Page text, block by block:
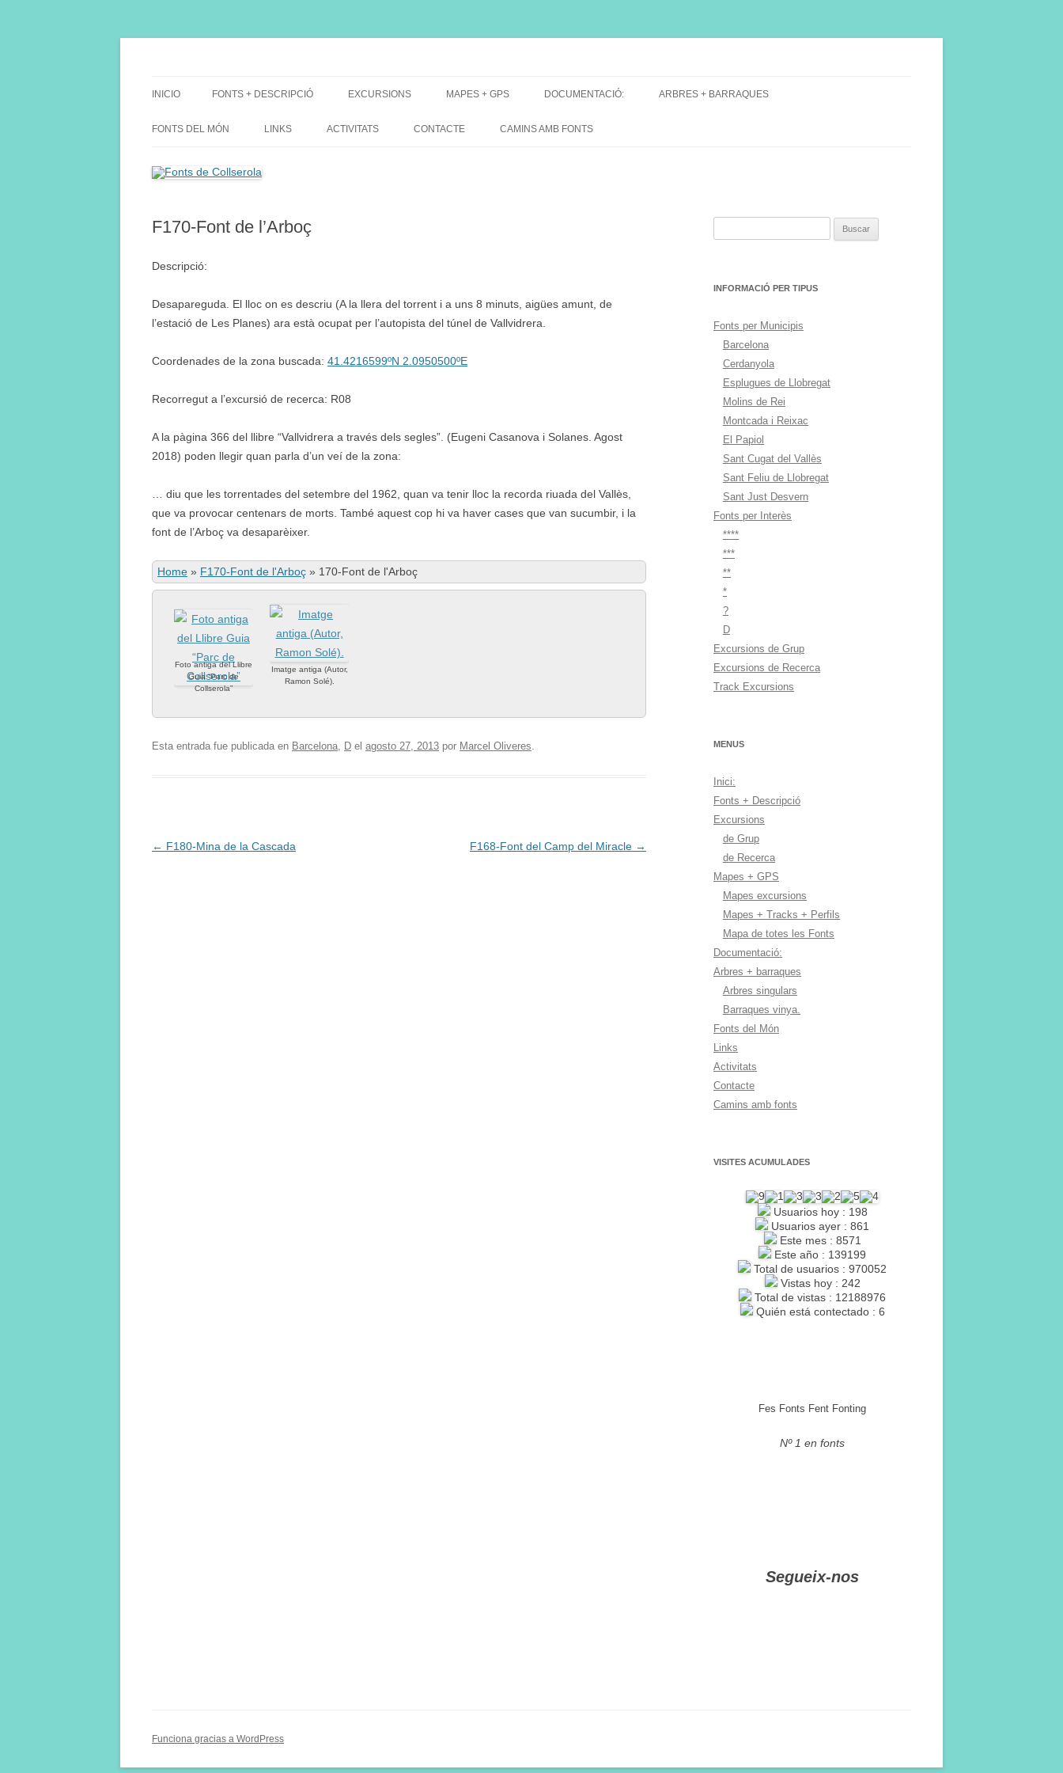
INICIO FONTS + DESCRIPCIÓ EXCURSIONS
DE GRUP
MAPES + GPS
MAPES EXCURSIONS
DOCUMENTACIÓ: ARBRES + BARRAQUES
FONTS DEL MÓN LINKS ACTIVITATS CONTACTE CAMINS AMB FONTS
F170-Font de l’Arboç
Descripció:
Desapareguda. El lloc on es descriu (A la llera del torrent i a uns 8 minuts, aigües amunt, de
l’estació de Les Planes) ara està ocupat per l’autopista del túnel de Vallvidrera.
Coordenades de la zona buscada: 41.4216599ºN 2.0950500ºE
Recorregut a l’excursió de recerca: R08
A la pàgina 366 del llibre “Vallvidrera a través dels segles”. (Eugeni Casanova i Solanes. Agost
2018) poden llegir quan parla d’un veí de la zona:
… diu que les torrentades del setembre del 1962, quan va tenir lloc la recorda riuada del Vallès,
que va provocar centenars de morts. També aquest cop hi va haver cases que van sucumbir, i la
font de l’Arboç va desaparèixer.
Home » F170-Font de l'Arboç » 170-Font de l'Arboç
Foto antiga del Llibre
Guia “Parc de
Collserola”
Imatge antiga (Autor,
Ramon Solé).
Esta entrada fue publicada en Barcelona, D el agosto 27, 2013 por Marcel Oliveres.
Navegación
← F180-Mina de la Cascada F168-Font del Camp del Miracle →
INFORMACIÓ PER TIPUS
Fonts per Municipis
Barcelona
Cerdanyola
Esplugues de Llobregat
Molins de Rei
Montcada i Reixac
El Papiol
Sant Cugat del Vallès
Sant Feliu de Llobregat
Sant Just Desvern
Fonts per Interès
****
***
**
*
?
D
Excursions de Grup
Excursions de Recerca
Track Excursions
MENUS
Inici:
Fonts + Descripció
Excursions
de Grup
de Recerca
Mapes + GPS
Mapes excursions
Mapes + Tracks + Perfils
Mapa de totes les Fonts
Documentació:
Arbres + barraques
Arbres singulars
Barraques vinya.
Fonts del Món
Links
Activitats
Contacte
Camins amb fonts
VISITES ACUMULADES
Usuarios hoy : 198
Usuarios ayer : 861
Este mes : 8571
Este año : 139199
Total de usuarios : 970052
Vistas hoy : 242
Total de vistas : 12188976
Quién está contectado : 6
Fes Fonts Fent Fonting
Nº 1 en fonts
Segueix-nos
Funciona gracias a WordPress